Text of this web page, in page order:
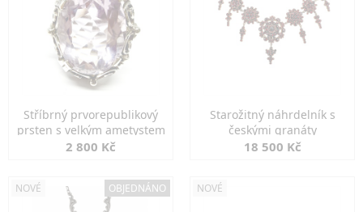
Stříbrný prvorepublikový
prsten s velkým ametystem
2 800 Kč
Starožitný náhrdelník s
českými granáty
18 500 Kč
NOVÉ OBJEDNÁNO NOVÉ